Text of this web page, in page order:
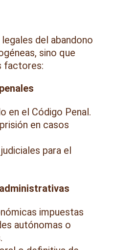
del abandono
sino que
factores:
en el Código Penal.
en casos
para el
impuestas
autónomas o